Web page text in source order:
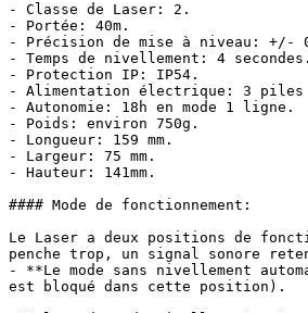
- Classe de Laser: 2.
- Portée: 40m.
- Précision de mise à niveau: +/-
- Temps de nivellement: 4 secondes.
- Protection IP: IP54.
- Alimentation électrique: 3 piles
- Autonomie: 18h en mode 1 ligne.
- Poids: environ 750g.
- Longueur: 159 mm.
- Largeur: 75 mm.
- Hauteur: 141mm.
#### Mode de fonctionnement:
Le Laser a deux positions de
penche trop, un signal sonore
- **Le mode sans nivellement
est bloqué dans cette position).